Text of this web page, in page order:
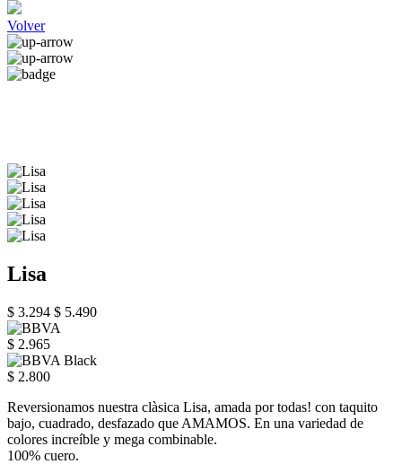
Volver
Lisa
$ 3.294 $ 5.490
$ 2.965
$ 2.800
Reversionamos nuestra clàsica Lisa, amada por todas! con taquito
bajo, cuadrado, desfazado que AMAMOS. En una variedad de
colores increíble y mega combinable.
100% cuero.